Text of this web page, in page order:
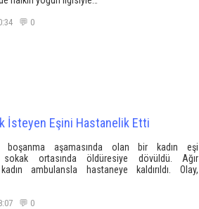
💬 0
İsteyen Eşini Hastanelik Etti
boşanma aşamasında olan bir kadın eşi
sokak ortasında öldüresiye dövüldü. Ağır
ambulansla hastaneye kaldırıldı. Olay,
💬 0